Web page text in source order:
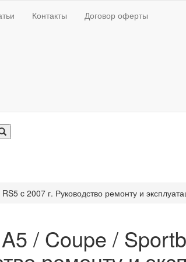
Контакты Договор оферты
c 2007 г. Руководство ремонту и
/ Coupe /